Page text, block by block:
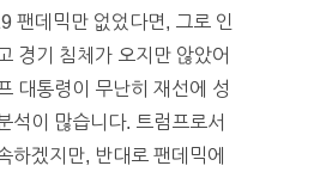
팬데믹만 없었다면, 그로 인
경기 침체가 오지만 않았어
대통령이 무난히 재선에 성
석이 많습니다. 트럼프로서
하겠지만, 반대로 팬데믹에